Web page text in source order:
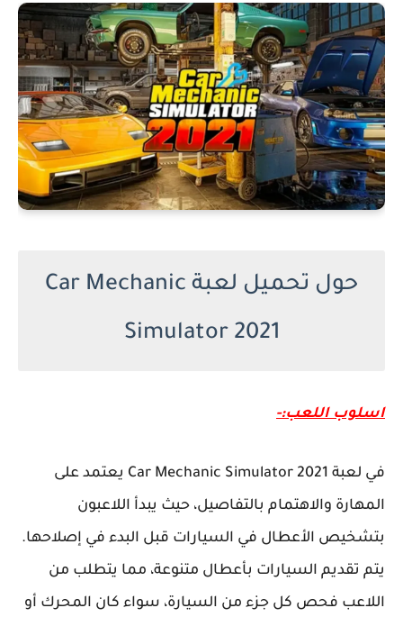
حول تحميل لعبة Car Mechanic
Simulator 2021
اسلوب اللعب:-
في لعبة Car Mechanic Simulator 2021 يعتمد على
المهارة والاهتمام بالتفاصيل، حيث يبدأ اللاعبون
بتشخيص الأعطال في السيارات قبل البدء في إصلاحها.
يتم تقديم السيارات بأعطال متنوعة، مما يتطلب من
اللاعب فحص كل جزء من السيارة، سواء كان المحرك أو